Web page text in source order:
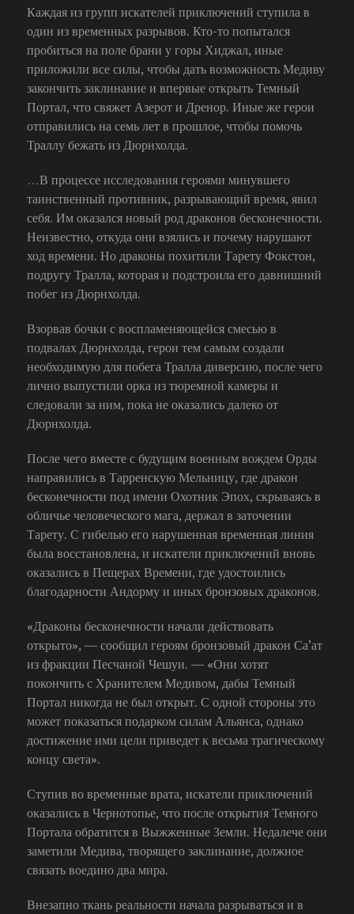
Каждая из групп искателей приключений ступила в
один из временных разрывов. Кто-то попытался
пробиться на поле брани у горы Хиджал, иные
приложили все силы, чтобы дать возможность Медиву
закончить заклинание и впервые открыть Темный
Портал, что свяжет Азерот и Дренор. Иные же герои
отправились на семь лет в прошлое, чтобы помочь
Траллу бежать из Дюрнхолда.
…В процессе исследования героями минувшего
таинственный противник, разрывающий время, явил
себя. Им оказался новый род драконов бесконечности.
Неизвестно, откуда они взялись и почему нарушают
ход времени. Но драконы похитили Тарету Фокстон,
подругу Тралла, которая и подстроила его давнишний
побег из Дюрнхолда.
Взорвав бочки с воспламеняющейся смесью в
подвалах Дюрнхолда, герои тем самым создали
необходимую для побега Тралла диверсию, после чего
лично выпустили орка из тюремной камеры и
следовали за ним, пока не оказались далеко от
Дюрнхолда.
После чего вместе с будущим военным вождем Орды
направились в Тарренскую Мельницу, где дракон
бесконечности под имени Охотник Эпох, скрываясь в
обличье человеческого мага, держал в заточении
Тарету. С гибелью его нарушенная временная линия
была восстановлена, и искатели приключений вновь
оказались в Пещерах Времени, где удостоились
благодарности Андорму и иных бронзовых драконов.
«Драконы бесконечности начали действовать
открыто», — сообщил героям бронзовый дракон Са’ат
из фракции Песчаной Чешуи. — «Они хотят
покончить с Хранителем Медивом, дабы Темный
Портал никогда не был открыт. С одной стороны это
может показаться подарком силам Альянса, однако
достижение ими цели приведет к весьма трагическому
концу света».
Ступив во временные врата, искатели приключений
оказались в Чернотопье, что после открытия Темного
Портала обратится в Выжженные Земли. Недалече они
заметили Медива, творящего заклинание, должное
связать воедино два мира.
Внезапно ткань реальности начала разрываться и в